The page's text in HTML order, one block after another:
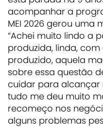
acompanhar a
MEI 2026 gerou uma
“Achei muito lindo a
produzida, linda,
produzido, aquela
sobre essa questão
cuidar para alcançar
tudo me deu muito
recomeço nos
alguns problemas